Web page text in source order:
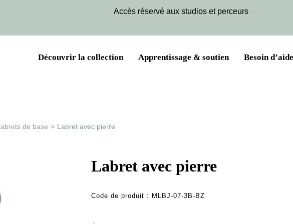
Accès réservé aux studios et perceurs
Découvrir la collection Apprentissage & soutien Besoin
de base > Labret avec pierre
Labret avec pierre
Code de produit : MLBJ-07-3B-BZ